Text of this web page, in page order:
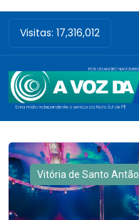
Visitas: 17,316,012
Vitória de Santo Antão